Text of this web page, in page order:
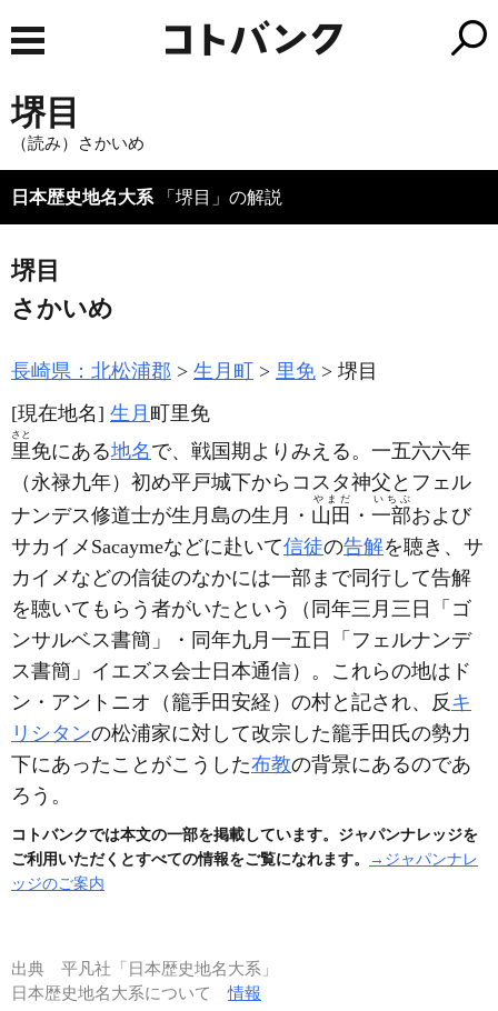
堺目
（読み）さかいめ
日本歴史地名大系 「堺目」の解説
堺目
さかいめ
長崎県：北松浦郡 生月町 里免
堺目
[現在地名] 生月 町里免
里
さと
免にある地名 で、戦国期よりみえる。一五六六年
（永禄九年） 初め平戸城下からコスタ神父とフェル
ナンデス修道士が生月島の生月・ 山田
やまだ
・ 一部
いちぶ
および
サカイメ Sacaymeなどに赴いて信徒の告解を聴き、サ
カイメなどの信徒のなかには一部まで同行して告解
を聴いてもらう者がいたという
（同年三月三日「ゴ
ンサルベス書簡」・同年九月一五日「フェルナンデ
ス書簡」イエズス会士日本通信） 。これらの地はド
ン・アントニオ （籠手田安経） の村と記され、反 キ
リシタンの松浦家に対して改宗した籠手田氏の勢力
下にあったことがこうした布教の背景にあるのであ
ろう。
コトバンクでは本文の一部を掲載しています。ジャパンナレッジを
ご利用いただくとすべての情報をご覧になれます。
→ジャパンナレ
ッジのご案内
出典 平凡社「日本歴史地名大系」
日本歴史地名大系について情報